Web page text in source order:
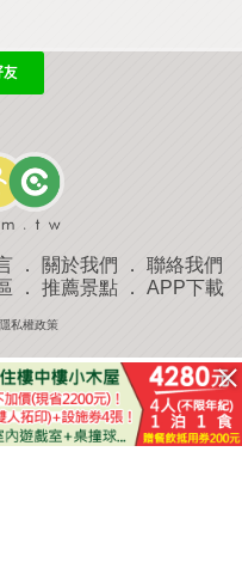
． 關於我們 ． 聯絡我們
． 推薦景點． APP下載
私權政策